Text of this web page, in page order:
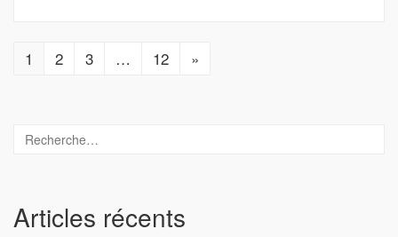
1 2 3 … 12 »
Articles récents